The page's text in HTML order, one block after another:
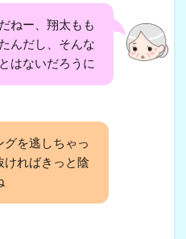
ねー、翔太もも
んだし、そんな
はないだろうに
グを逃しちゃっ
ければきっと陰